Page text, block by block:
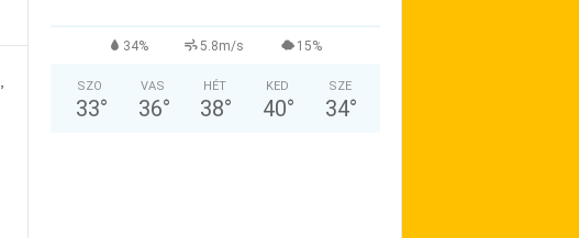
34% 5.8m/s 15%
SZO
33°
VAS
36°
HÉT
38°
KED
40°
SZE
34°